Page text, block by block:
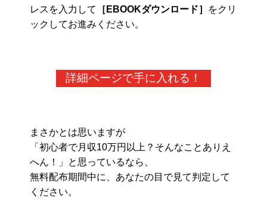
レスを入力して
［EBOOKダウンロード］
をクリ
ックしてお進みください。
詳細ページで手に入れる！
まさかとは思いますが
「初心者で月収10万円以上？そんなことありえ
へん！」と思っているなら、
無料配布期間中に、あなたの目で見て判定して
ください。